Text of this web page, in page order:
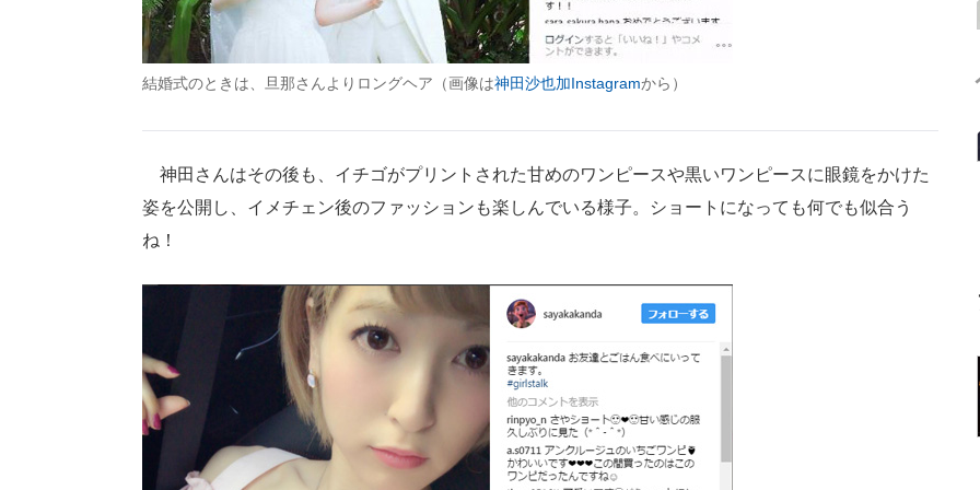
結婚式のときは、旦那さんよりロングヘア（画像は神田沙也加Instagramから）
神田さんはその後も、イチゴがプリントされた甘めのワンピースや黒いワンピースに眼鏡をかけた
姿を公開し、イメチェン後のファッションも楽しんでいる様子。ショートになっても何でも似合う
ね！